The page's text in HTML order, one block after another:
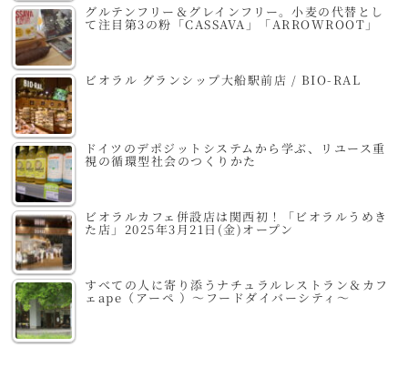
グルテンフリー＆グレインフリー。小麦の代替とし
て注目第3の粉「CASSAVA」「ARROWROOT」
ビオラル グランシップ大船駅前店 / BIO-RAL
ドイツのデポジットシステムから学ぶ、リユース重
視の循環型社会のつくりかた
ビオラルカフェ併設店は関西初！「ビオラルうめき
た店」2025年3月21日(金)オープン
すべての人に寄り添うナチュラルレストラン＆カフ
ェape（アーペ ）～フードダイバーシティ～